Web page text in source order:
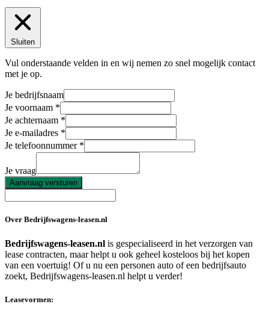
Sluiten
Vul onderstaande velden in en wij nemen zo snel mogelijk contact
met je op.
Je bedrijfsnaam
Je voornaam
Je achternaam
Je e-mailadres
Je telefoonnummer
Je vraag
Aanvraag versturen
Over Bedrijfswagens-leasen.nl
Bedrijfswagens-leasen.nl is gespecialiseerd in het verzorgen van
lease contracten, maar helpt u ook geheel kosteloos bij het kopen
van een voertuig! Of u nu een personen auto of een bedrijfsauto
zoekt, Bedrijfswagens-leasen.nl helpt u verder!
Leasevormen: